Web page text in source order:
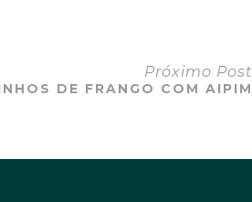
Próximo Post
DE FRANGO COM AIPIM